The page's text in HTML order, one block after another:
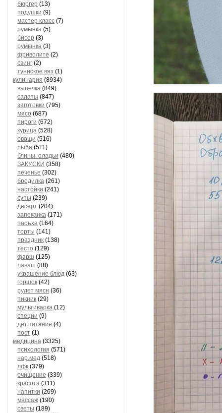
бюргер (13)
подушки (9)
мастер класс (7)
румынка (5)
бисер (3)
румынка (3)
фриволите (2)
свинг (2)
туниское вяз (1)
кулинария (8934)
выпечка (849)
салаты (847)
заготовки (795)
мясо (687)
пироги (672)
курица (528)
овощи (516)
рыба (511)
блины. оладьи (480)
ЗАКУСКИ (358)
печенье (302)
бродилка (261)
настойки (241)
супы (239)
десерт (204)
запеканка (171)
пасъха (164)
торты (141)
праздник (138)
тесто (129)
фарш (125)
лаваш (88)
украшение блюд (63)
горшок (42)
рулет мясн (36)
пикник (29)
мультиварка (12)
специи (9)
дет.питание (4)
пост (1)
медицина (3325)
психология (571)
нар.мед (518)
лфк (379)
очищение (339)
красота (311)
напитки (269)
массаж (190)
светы (189)